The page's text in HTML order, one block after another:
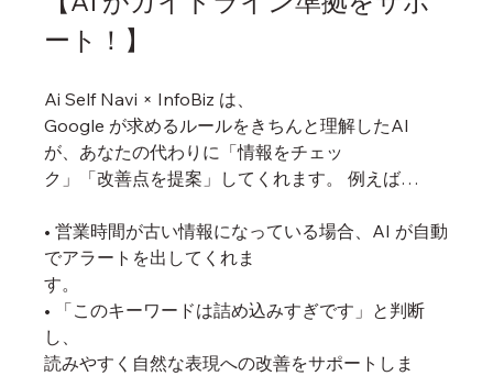
ート！】
Ai Self Navi × InfoBiz は、
Google が求めるルールをきちんと理解したAI
が、あなたの代わりに「情報をチェッ
ク」「改善点を提案」してくれます。 例えば…
• 営業時間が古い情報になっている場合、AI が自動
でアラートを出してくれま
す。
• 「このキーワードは詰め込みすぎです」と判断
し、
読みやすく自然な表現への改善をサポートしま